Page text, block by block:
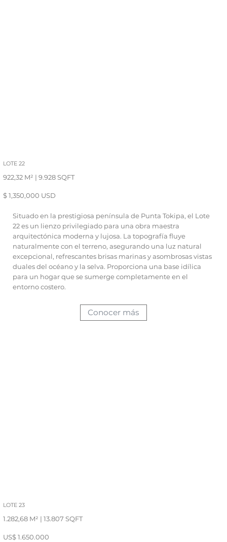
LOTE 22
922,32 M² | 9.928 SQFT
$ 1,350,000 USD
Situado en la prestigiosa península de Punta Tokipa, el Lote
22 es un lienzo privilegiado para una obra maestra
arquitectónica moderna y lujosa. La topografía fluye
naturalmente con el terreno, asegurando una luz natural
excepcional, refrescantes brisas marinas y asombrosas vistas
duales del océano y la selva. Proporciona una base idílica
para un hogar que se sumerge completamente en el
entorno costero.
Conocer más
LOTE 23
1.282,68 M² | 13.807 SQFT
US$ 1.650.000